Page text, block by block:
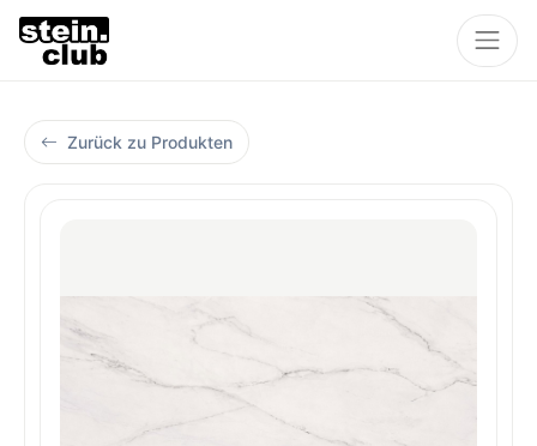
Zurück zu Produkten